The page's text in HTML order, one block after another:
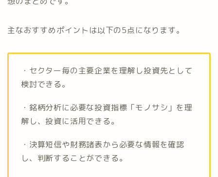
主なおすすめポイントは以下の5点になります。
・セクター毎の主要企業を理解し投資先として
検討できる。
・銘柄分析に必要な投資指標「モノサシ」を理
解し、投資に活用できる。
・決算短信や財務諸表から必要な情報を確認
し、判断することができる。